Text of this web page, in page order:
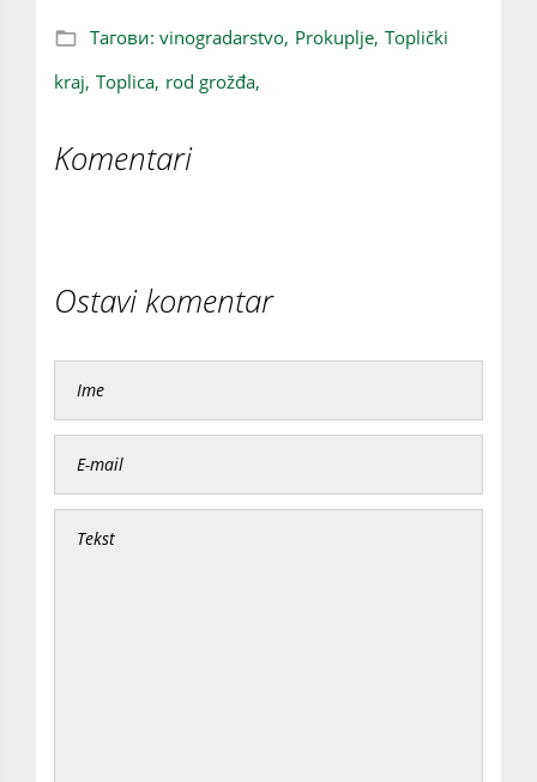
Тагови: vinogradarstvo, Prokuplje, Toplički
kraj, Toplica, rod grožđa,
Komentari
Ostavi komentar